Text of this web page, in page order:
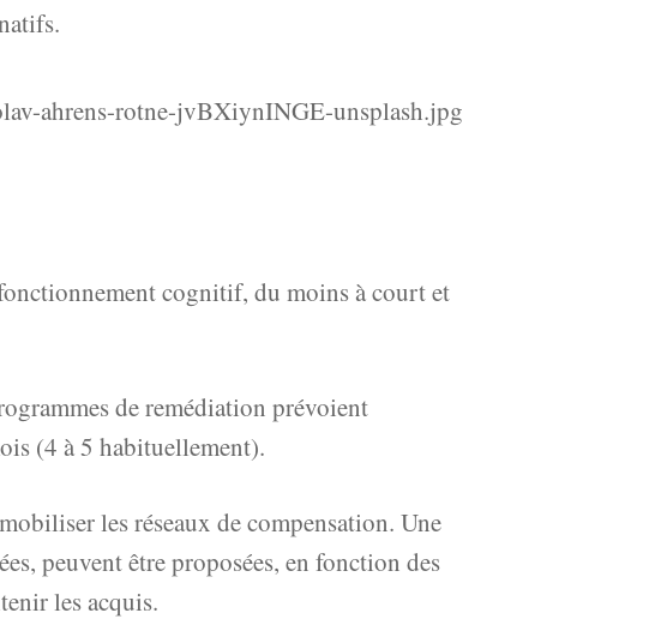
cognitif, du moins à court et
de remédiation prévoient
(4 à 5 habituellement).
les réseaux de compensation. Une
peuvent être proposées, en fonction des
les acquis.